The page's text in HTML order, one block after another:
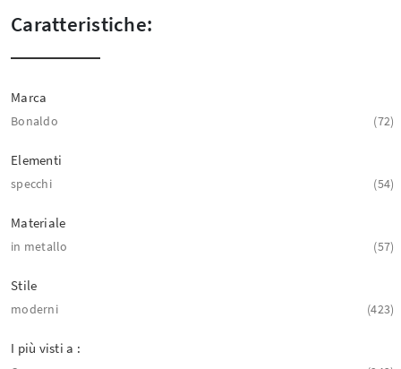
Caratteristiche:
Marca
Bonaldo 72
Elementi
specchi 54
Materiale
in metallo 57
Stile
moderni 423
I più visti a :